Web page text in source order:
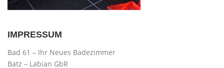
IMPRESSUM
Bad 61 – Ihr Neues Badezimmer
Bätz – Labian GbR